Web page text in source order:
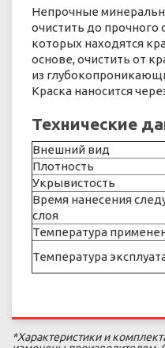
Непрочные
очистить до прочного
которых находятся
основе, очистить от
из
Краска наносится
Технические
Внешний вид
Плотность
Укрывистость
Время нанесения
слоя
Температура
Температура
*Характеристики и